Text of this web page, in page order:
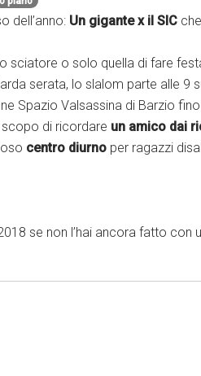
dell’anno: Un gigante x il SIC
sciatore o solo quella di fare
serata, lo slalom parte alle 9
Spazio Valsassina di Barzio
di ricordare un amico dai
centro diurno per ragazzi
se non l’hai ancora fatto con